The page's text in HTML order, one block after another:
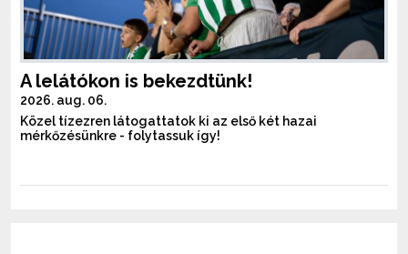
A lelátókon is bekezdtünk!
2026. aug. 06.
Közel tízezren látogattatok ki az első két hazai
mérkőzésünkre - folytassuk így!